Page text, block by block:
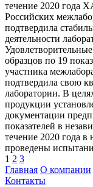
течение 2020 года
Российских
подтвердила
деятельности
образцов по 19
участника
подтвердила свою
лаборатории. В
продукции
документации
показателей в
течение 2020 года
проведены
1 2 3
Главная О компании
Контакты